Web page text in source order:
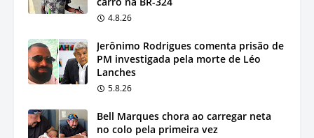
4.8.26
Jerônimo Rodrigues comenta prisão de
PM investigada pela morte de Léo
Lanches
5.8.26
Bell Marques chora ao carregar neta
no colo pela primeira vez